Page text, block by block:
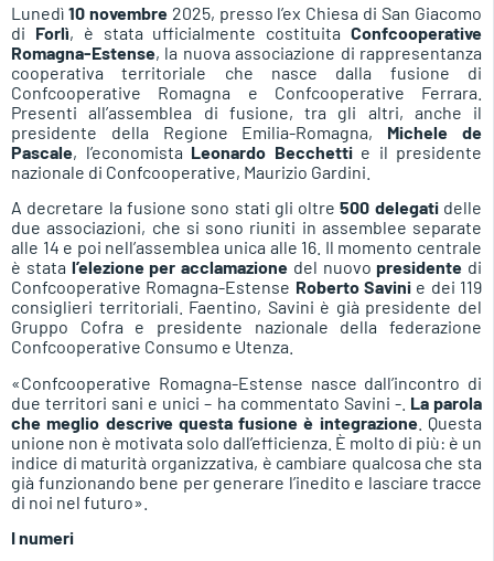
Lunedì 10 novembre2025, presso l’ex Chiesa di San Giacomo
di Forlì, è stata ufficialmente costituitaConfcooperative
Romagna-Estense, la nuova associazione di rappresentanza
cooperativa territoriale che nasce dalla fusione di
Confcooperative Romagna e Confcooperative Ferrara.
Presenti all’assemblea di fusione, tra gli altri, anche il
presidente della Regione Emilia-Romagna, Michele de
Pascale, l’economista Leonardo Becchettie il presidente
nazionale di Confcooperative, Maurizio Gardini.
A decretare la fusione sono stati gli oltre500 delegatidelle
due associazioni, che si sono riuniti in assemblee separate
alle 14 e poi nell’assemblea unica alle 16. Il momento centrale
è stata l’elezione per acclamazione del nuovopresidente di
Confcooperative Romagna-Estense Roberto Savini e dei 119
consiglieri territoriali. Faentino, Savini è già presidente del
Gruppo Cofra e presidente nazionale della federazione
Confcooperative Consumo e Utenza.
«Confcooperative Romagna-Estense nasce dall’incontro di
due territori sani e unici – ha commentato Savini -. La parola
che meglio descrive questa fusione è integrazione. Questa
unione non è motivata solo dall’efficienza. È molto di più: è un
indice di maturità organizzativa, è cambiare qualcosa che sta
già funzionando bene per generare l’inedito e lasciare tracce
di noi nel futuro».
I numeri